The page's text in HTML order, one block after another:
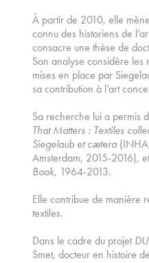
À partir de 2010, elle
connu des historiens de
consacre une thèse de
Son analyse considère les
mises en place par
sa contribution à l’art
Sa recherche lui a permis
That Matters : Textiles
Siegelaub et cætera
Amsterdam, 2015-2016),
Book, 1964-2013.
Elle contribue de manière
textiles.
Dans le cadre du projet
Smet, docteur en histoire